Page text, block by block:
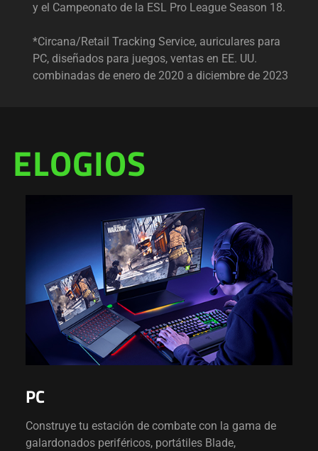
y el Campeonato de la ESL Pro League Season 18.
*Circana/Retail Tracking Service, auriculares para
PC, diseñados para juegos, ventas en EE. UU.
combinadas de enero de 2020 a diciembre de 2023
ELOGIOS
PC
Construye tu estación de combate con la gama de
galardonados periféricos, portátiles Blade,